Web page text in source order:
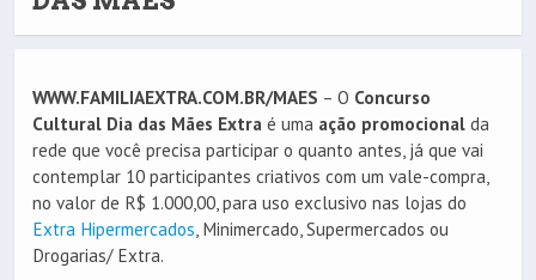
WWW.FAMILIAEXTRA.COM.BR/MAES – O Concurso
Cultural Dia das Mães Extra é uma ação promocional da
rede que você precisa participar o quanto antes, já que vai
contemplar 10 participantes criativos com um vale-compra,
no valor de R$ 1.000,00, para uso exclusivo nas lojas do
Extra Hipermercados, Minimercado, Supermercados ou
Drogarias/ Extra.